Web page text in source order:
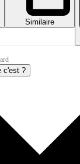
Similaire
c'est ?